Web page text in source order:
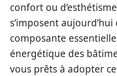
confort ou
s’imposent
composante
énergétique des
vous prêts à adopter